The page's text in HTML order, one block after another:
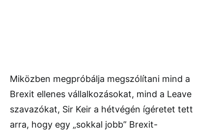
Miközben megpróbálja megszólítani mind a
Brexit ellenes vállalkozásokat, mind a Leave
szavazókat, Sir Keir a hétvégén ígéretet tett
arra, hogy egy „sokkal jobb” Brexit-